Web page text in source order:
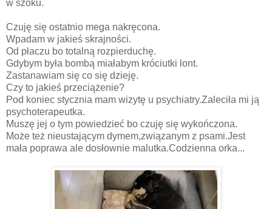
w szoku.
Czuję się ostatnio mega nakręcona.
Wpadam w jakieś skrajności.
Od płaczu bo totalną rozpierduchę.
Gdybym była bombą miałabym króciutki lont.
Zastanawiam się co się dzieję.
Czy to jakieś przeciążenie?
Pod koniec stycznia mam wizytę u psychiatry.Zaleciła mi ją
psychoterapeutka.
Muszę jej o tym powiedzieć bo czuję się wykończona.
Może też nieustającym dymem,związanym z psami.Jest
mała poprawa ale dosłownie malutka.Codzienna orka...